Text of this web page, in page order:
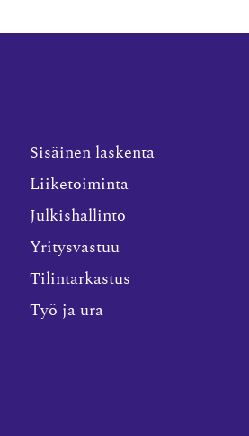
Sisäinen laskenta
Liiketoiminta
Julkishallinto
Yritysvastuu
Tilintarkastus
Työ ja ura